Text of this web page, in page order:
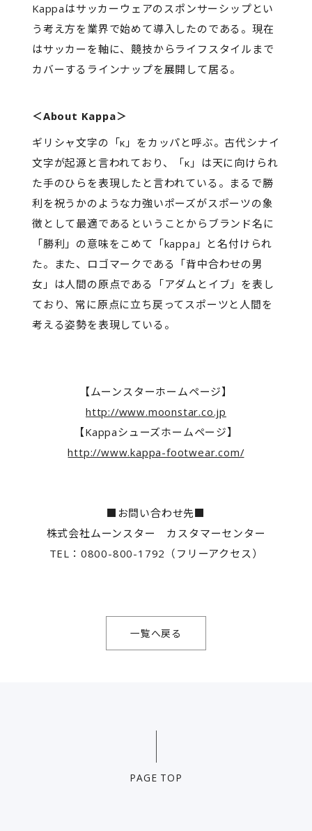
Kappaはサッカーウェアのスポンサーシップとい
う考え方を業界で始めて導入したのである。現在
はサッカーを軸に、競技からライフスタイルまで
カバーするラインナップを展開して居る。
＜About Kappa＞
ギリシャ文字の「κ」をカッパと呼ぶ。古代シナイ
文字が起源と言われており、「κ」は天に向けられ
た手のひらを表現したと言われている。まるで勝
利を祝うかのような力強いポーズがスポーツの象
徴として最適であるということからブランド名に
「勝利」の意味をこめて「kappa」と名付けられ
た。また、ロゴマークである「背中合わせの男
女」は人間の原点である「アダムとイブ」を表し
ており、常に原点に立ち戻ってスポーツと人間を
考える姿勢を表現している。
【ムーンスターホームページ】
http://www.moonstar.co.jp
【Kappaシューズホームページ】
http://www.kappa-footwear.com/
■お問い合わせ先■
株式会社ムーンスター カスタマーセンター
TEL：0800-800-1792（フリーアクセス）
一覧へ戻る
PAGE TOP